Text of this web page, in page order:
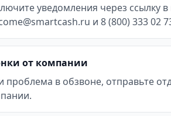
уведомления через ссылку
и 8 (800) 333 02
от компании
проблема в обзвоне, отправьте